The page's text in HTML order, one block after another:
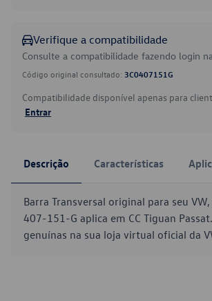
Verifique a compatibilidade
Consulte a compatibilidade fazendo login
Código original consultado: 3C0407151G
Compatibilidade disponível apenas para
Entrar
Descrição Características
Barra Transversal original para seu
407-151-G aplica em CC Tiguan
genuínas na sua loja virtual oficial da